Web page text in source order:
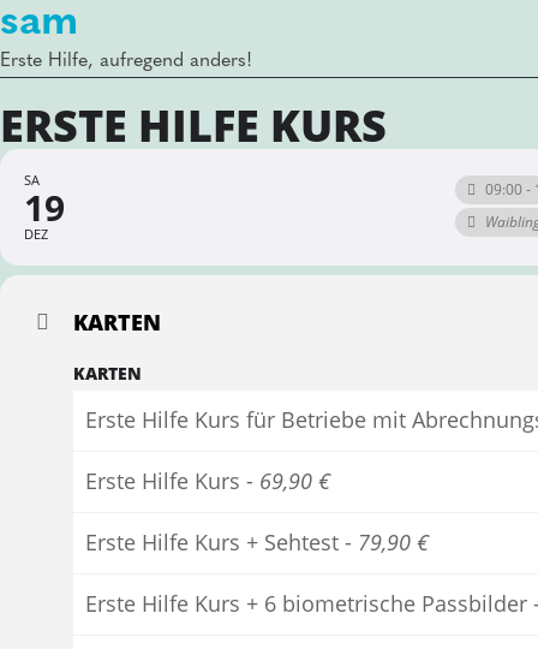
sam
Erste Hilfe, aufregend anders!
ERSTE HILFE KURS
SA
19
DEZ
09:00 -
KARTEN
KARTEN
Erste Hilfe Kurs für Betriebe mit
Erste Hilfe Kurs - 69,90 €
Erste Hilfe Kurs + Sehtest - 79,90 €
Erste Hilfe Kurs + 6 biometrische Passbilder